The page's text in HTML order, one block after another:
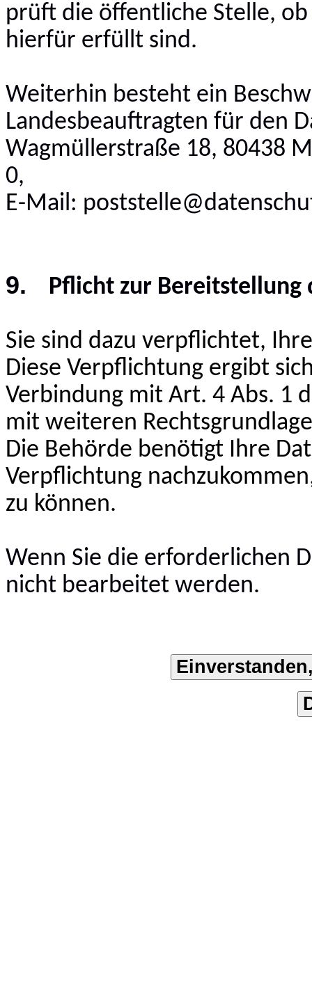
prüft die öffentliche Stelle,
hierfür erfüllt sind.
Weiterhin besteht ein
Landesbeauftragten für den
Wagmüllerstraße 18, 80438
0,
E-Mail:
9. Pflicht zur Bereitstellung
Sie sind dazu verpflichtet,
Diese Verpflichtung ergibt
Verbindung mit Art. 4 Abs. 1
mit weiteren
Die Behörde benötigt Ihre
Verpflichtung
zu können.
Wenn Sie die erforderlichen
nicht bearbeitet werden.